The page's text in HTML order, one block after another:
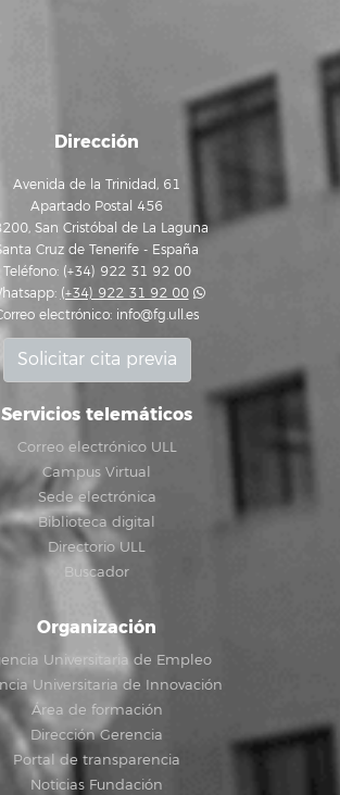
Dirección
Avenida de la Trinidad, 61
Apartado Postal 456
San Cristóbal de La Laguna
Cruz de Tenerife - España
Teléfono: (+34) 922 31 92 00
(+34) 922 31 92 00
electrónico: info@fg.ull.es
Solicitar cita previa
Servicios telemáticos
Correo electrónico ULL
Campus Virtual
Sede electrónica
Biblioteca digital
Directorio ULL
Buscador
Organización
Universitaria de Empleo
Universitaria de Innovación
Área de formación
Dirección Gerencia
Portal de transparencia
Noticias Fundación